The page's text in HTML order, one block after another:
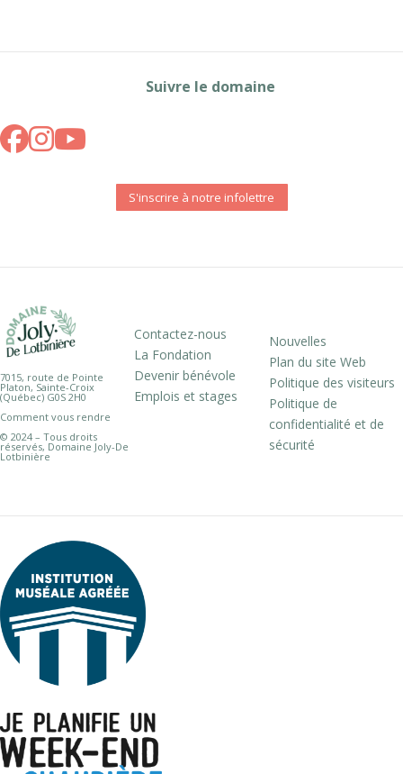
Suivre le domaine
S'inscrire à notre infolettre
7015, route de Pointe
Platon, Sainte-Croix
(Québec) G0S 2H0
Comment vous rendre
© 2024 – Tous droits
réservés, Domaine Joly-De
Lotbinière
Contactez-nous
La Fondation
Devenir bénévole
Emplois et stages
Nouvelles
Plan du site Web
Politique des visiteurs
Politique de
confidentialité et de
sécurité